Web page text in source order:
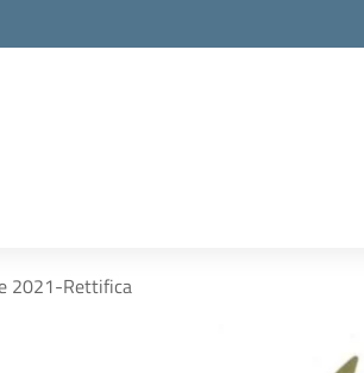
2021-Rettifica